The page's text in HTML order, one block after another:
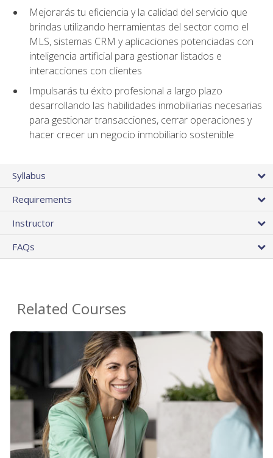
Mejorarás tu eficiencia y la calidad del servicio que
brindas utilizando herramientas del sector como el
MLS, sistemas CRM y aplicaciones potenciadas con
inteligencia artificial para gestionar listados e
interacciones con clientes
Impulsarás tu éxito profesional a largo plazo
desarrollando las habilidades inmobiliarias necesarias
para gestionar transacciones, cerrar operaciones y
hacer crecer un negocio inmobiliario sostenible
Syllabus
Requirements
Instructor
FAQs
Related Courses